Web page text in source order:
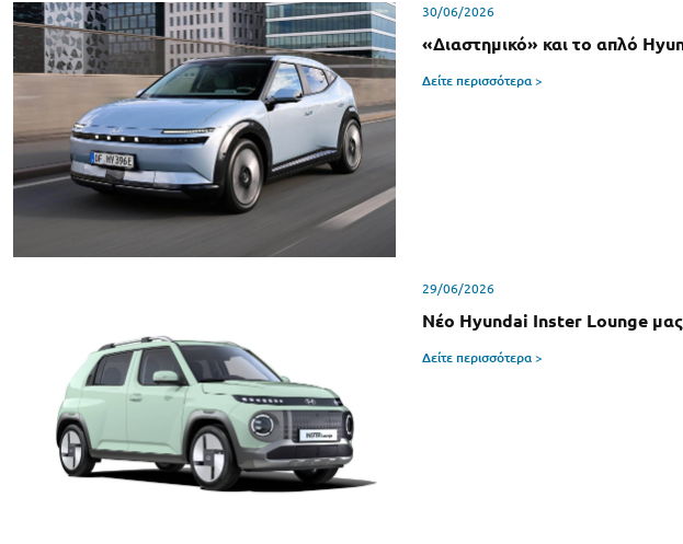
30/06/2026
«Διαστημικό» και το απλό
Δείτε περισσότερα >
29/06/2026
Νέο Hyundai Inster Lounge μας
Δείτε περισσότερα >